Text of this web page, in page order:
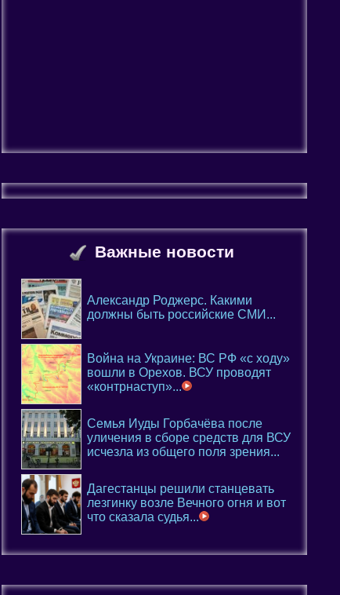
Важные новости
Александр Роджерс. Какими
должны быть российские СМИ...
Война на Украине: ВС РФ «с ходу»
вошли в Орехов. ВСУ проводят
«контрнаступ»...
Семья Иуды Горбачёва после
уличения в сборе средств для ВСУ
исчезла из общего поля зрения...
Дагестанцы решили станцевать
лезгинку возле Вечного огня и вот
что сказала судья...